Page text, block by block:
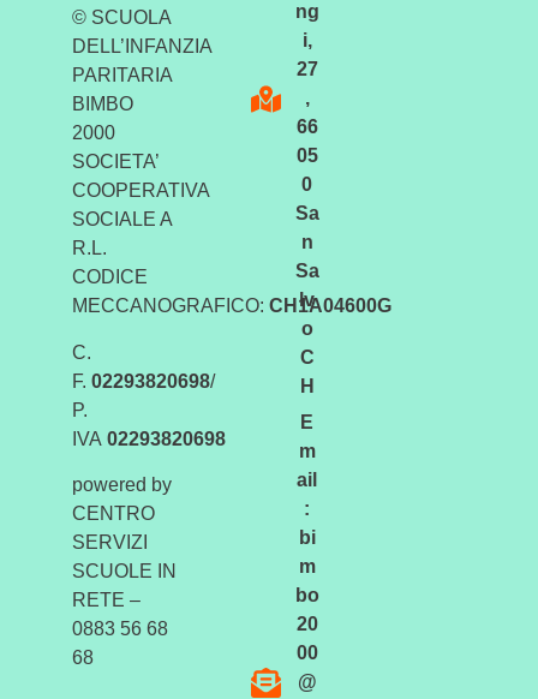
© SCUOLA
DELL’INFANZIA
PARITARIA
BIMBO
2000
SOCIETA’
COOPERATIVA
SOCIALE A
R.L.
CODICE
MECCANOGRAFICO: CH1A04600G
C.
F. 02293820698/
P.
IVA 02293820698
powered by
CENTRO
SERVIZI
SCUOLE IN
RETE –
0883 56 68
68
ng
i,
27
,
66
05
0
Sa
n
Sa
lv
o
C
H
E
m
ail
:
bi
m
bo
20
00
@